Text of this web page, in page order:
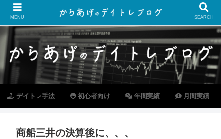
デイトレ手法 初心者向け 年間実績 月間実績
商船三井の決算後に、、、
MENU SEARCH